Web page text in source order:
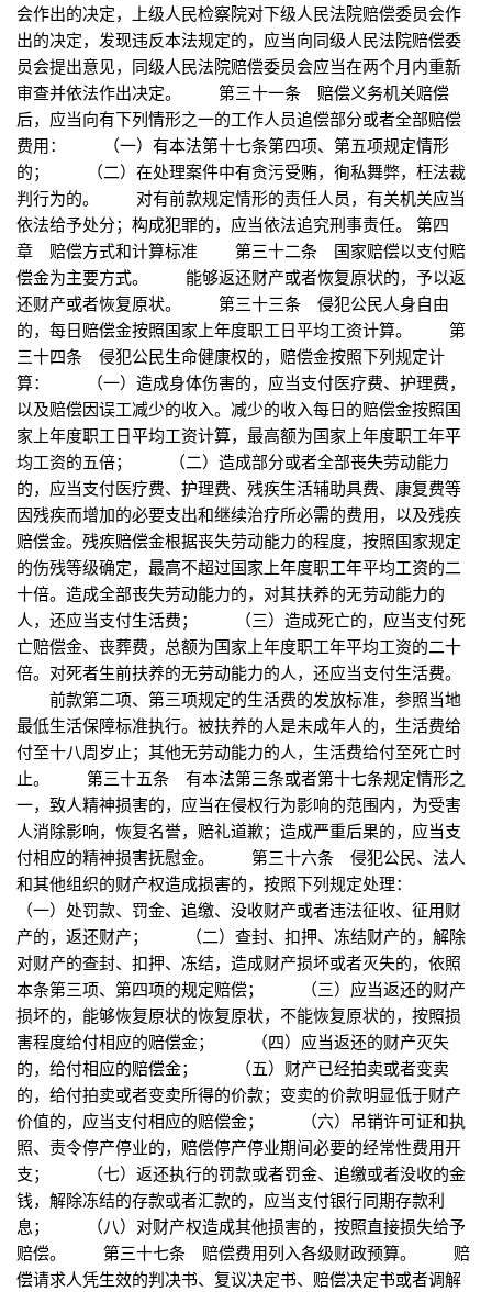
会作出的决定，上级人民检察院对下级人民法院赔偿委员会作
出的决定，发现违反本法规定的，应当向同级人民法院赔偿委
员会提出意见，同级人民法院赔偿委员会应当在两个月内重新
审查并依法作出决定。 第三十一条 赔偿义务机关赔偿
后，应当向有下列情形之一的工作人员追偿部分或者全部赔偿
费用： （一）有本法第十七条第四项、第五项规定情形
的； （二）在处理案件中有贪污受贿，徇私舞弊，枉法裁
判行为的。 对有前款规定情形的责任人员，有关机关应当
依法给予处分；构成犯罪的，应当依法追究刑事责任。 第四
章 赔偿方式和计算标准 第三十二条 国家赔偿以支付赔
偿金为主要方式。 能够返还财产或者恢复原状的，予以返
还财产或者恢复原状。 第三十三条 侵犯公民人身自由
的，每日赔偿金按照国家上年度职工日平均工资计算。 第
三十四条 侵犯公民生命健康权的，赔偿金按照下列规定计
算： （一）造成身体伤害的，应当支付医疗费、护理费，
以及赔偿因误工减少的收入。减少的收入每日的赔偿金按照国
家上年度职工日平均工资计算，最高额为国家上年度职工年平
均工资的五倍； （二）造成部分或者全部丧失劳动能力
的，应当支付医疗费、护理费、残疾生活辅助具费、康复费等
因残疾而增加的必要支出和继续治疗所必需的费用，以及残疾
赔偿金。残疾赔偿金根据丧失劳动能力的程度，按照国家规定
的伤残等级确定，最高不超过国家上年度职工年平均工资的二
十倍。造成全部丧失劳动能力的，对其扶养的无劳动能力的
人，还应当支付生活费； （三）造成死亡的，应当支付死
亡赔偿金、丧葬费，总额为国家上年度职工年平均工资的二十
倍。对死者生前扶养的无劳动能力的人，还应当支付生活费。
前款第二项、第三项规定的生活费的发放标准，参照当地
最低生活保障标准执行。被扶养的人是未成年人的，生活费给
付至十八周岁止；其他无劳动能力的人，生活费给付至死亡时
止。 第三十五条 有本法第三条或者第十七条规定情形之
一，致人精神损害的，应当在侵权行为影响的范围内，为受害
人消除影响，恢复名誉，赔礼道歉；造成严重后果的，应当支
付相应的精神损害抚慰金。 第三十六条 侵犯公民、法人
和其他组织的财产权造成损害的，按照下列规定处理：
（一）处罚款、罚金、追缴、没收财产或者违法征收、征用财
产的，返还财产； （二）查封、扣押、冻结财产的，解除
对财产的查封、扣押、冻结，造成财产损坏或者灭失的，依照
本条第三项、第四项的规定赔偿； （三）应当返还的财产
损坏的，能够恢复原状的恢复原状，不能恢复原状的，按照损
害程度给付相应的赔偿金； （四）应当返还的财产灭失
的，给付相应的赔偿金； （五）财产已经拍卖或者变卖
的，给付拍卖或者变卖所得的价款；变卖的价款明显低于财产
价值的，应当支付相应的赔偿金； （六）吊销许可证和执
照、责令停产停业的，赔偿停产停业期间必要的经常性费用开
支； （七）返还执行的罚款或者罚金、追缴或者没收的金
钱，解除冻结的存款或者汇款的，应当支付银行同期存款利
息； （八）对财产权造成其他损害的，按照直接损失给予
赔偿。 第三十七条 赔偿费用列入各级财政预算。 赔
偿请求人凭生效的判决书、复议决定书、赔偿决定书或者调解